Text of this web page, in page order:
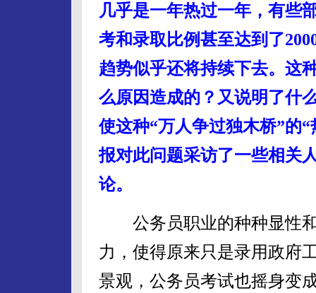
几乎是一年热过一年，有些
考和录取比例甚至达到了
趋势似乎还将持续下去。这
么原因造成的？又说明了什
使这种“万人争过独木桥”的“
报对此问题采访了一些相关
论。
公务员职业的种种显性和
力，使得原来只是录用政府
景观，公务员考试也摇身变